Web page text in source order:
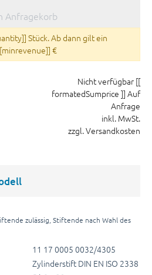
Anfragekorb
Stück. Ab dann gilt ein
€
Nicht verfügbar [[
formatedSumprice ]] Auf
Anfrage
inkl. MwSt.
zzgl. Versandkosten
zulässig, Stiftende nach Wahl des
11 17 0005 0032/4305
Zylinderstift DIN EN ISO 2338